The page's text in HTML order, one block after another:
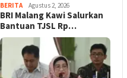
BERITA Agustus 2, 2026
BRI Malang Kawi Salurkan
Bantuan TJSL Rp…